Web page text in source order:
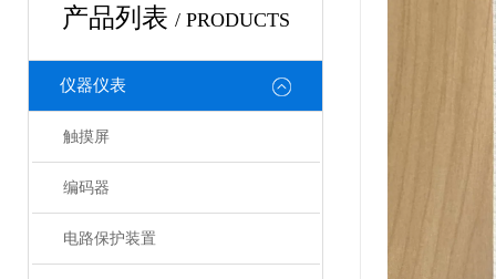
产品列表 / PRODUCTS
仪器仪表
触摸屏
编码器
电路保护装置